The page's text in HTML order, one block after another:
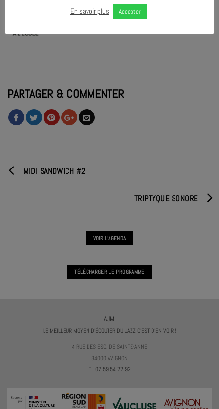
PARTAGER & COMMENTER
MIDI SANDWICH #2
TRIPTYQUE SONORE
VOIR L'AGENDA
TÉLÉCHARGER LE PROGRAMME
AJMI
LE MEILLEUR MOYEN D'ÉCOUTER DU JAZZ C'EST D'EN VOIR !
4 RUE DES ESC. DE SAINTE-ANNE
84000 AVIGNON
T. 07 59 54 22 92
En savoir plus Accepter